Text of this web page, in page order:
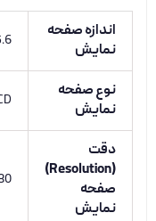
اندازه صفحه
نمایش
نوع صفحه
نمایش
دقت
(Resolution)
صفحه
نمایش